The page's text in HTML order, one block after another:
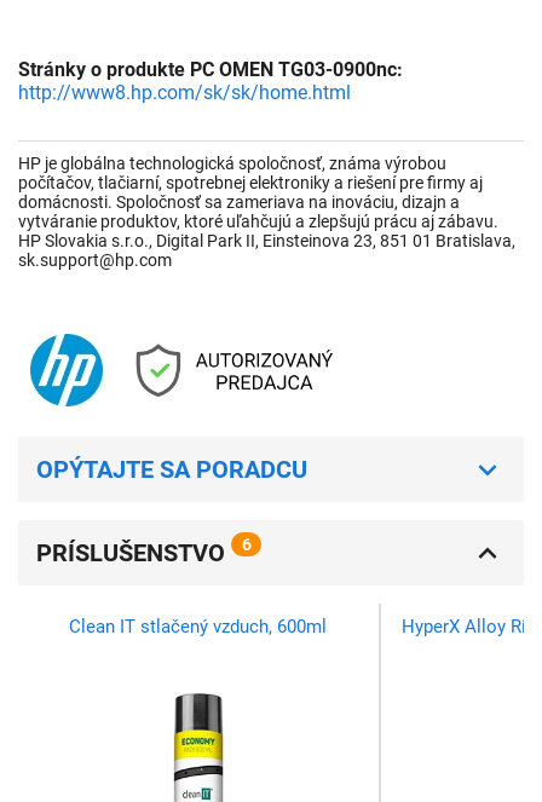
Stránky o produkte PC OMEN TG03-0900nc:
http://www8.hp.com/sk/sk/home.html
HP je globálna technologická spoločnosť, známa výrobou
počítačov, tlačiarní, spotrebnej elektroniky a riešení pre firmy aj
domácnosti. Spoločnosť sa zameriava na inováciu, dizajn a
vytváranie produktov, ktoré uľahčujú a zlepšujú prácu aj zábavu.
HP Slovakia s.r.o., Digital Park II, Einsteinova 23, 851 01 Bratislava,
sk.support@hp.com
OPÝTAJTE SA PORADCU
PRÍSLUŠENSTVO 6
Clean IT stlačený vzduch, 600ml HyperX Alloy